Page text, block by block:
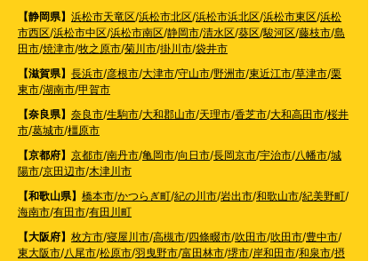
【静岡県】 浜松市天竜区/浜松市北区/浜松市浜北区/浜松市東区/浜松
市西区/浜松市中区/浜松市南区/静岡市/清水区/葵区/駿河区/藤枝市/島
田市/焼津市/牧之原市/菊川市/掛川市/袋井市
【滋賀県】 長浜市/彦根市/大津市/守山市/野洲市/東近江市/草津市/栗
東市/湖南市/甲賀市
【奈良県】 奈良市/生駒市/大和郡山市/天理市/香芝市/大和高田市/桜井
市/葛城市/橿原市
【京都府】 京都市/南丹市/亀岡市/向日市/長岡京市/宇治市/八幡市/城
陽市/京田辺市/木津川市
【和歌山県】 橋本市/かつらぎ町/紀の川市/岩出市/和歌山市/紀美野町/
海南市/有田市/有田川町
【大阪府】 枚方市/寝屋川市/高槻市/四條畷市/吹田市/吹田市/豊中市/
東大阪市/八尾市/松原市/羽曳野市/富田林市/堺市/岸和田市/和泉市/摂